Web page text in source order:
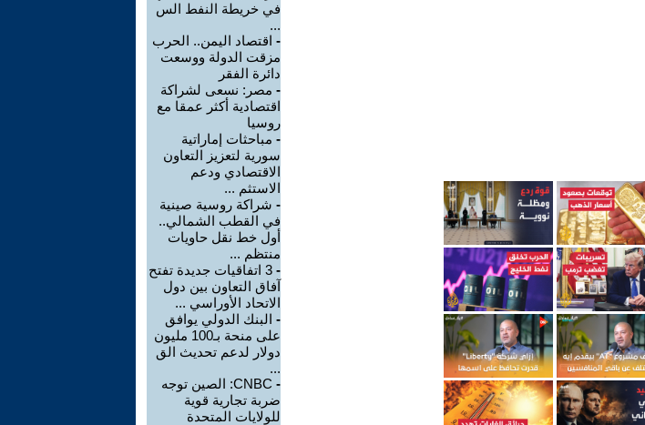
في خريطة النفط الس
...
- اقتصاد اليمن.. الحرب
مزقت الدولة ووسعت
دائرة الفقر
- مصر: نسعى لشراكة
اقتصادية أكثر عمقا مع
روسيا
- مباحثات إماراتية
سورية لتعزيز التعاون
الاقتصادي ودعم
الاستثم ...
- شراكة روسية صينية
في القطب الشمالي..
أول خط نقل حاويات
منتظم ...
-
3 اتفاقيات جديدة تفتح
آفاق التعاون بين دول
الاتحاد الأوراسي ...
- البنك الدولي يوافق
على منحة بـ100 مليون
دولار لدعم تحديث الق
...
-
CNBC: الصين توجه
ضربة تجارية قوية
للولايات المتحدة